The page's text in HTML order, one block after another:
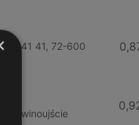
41 41, 72-600
Świnoujście